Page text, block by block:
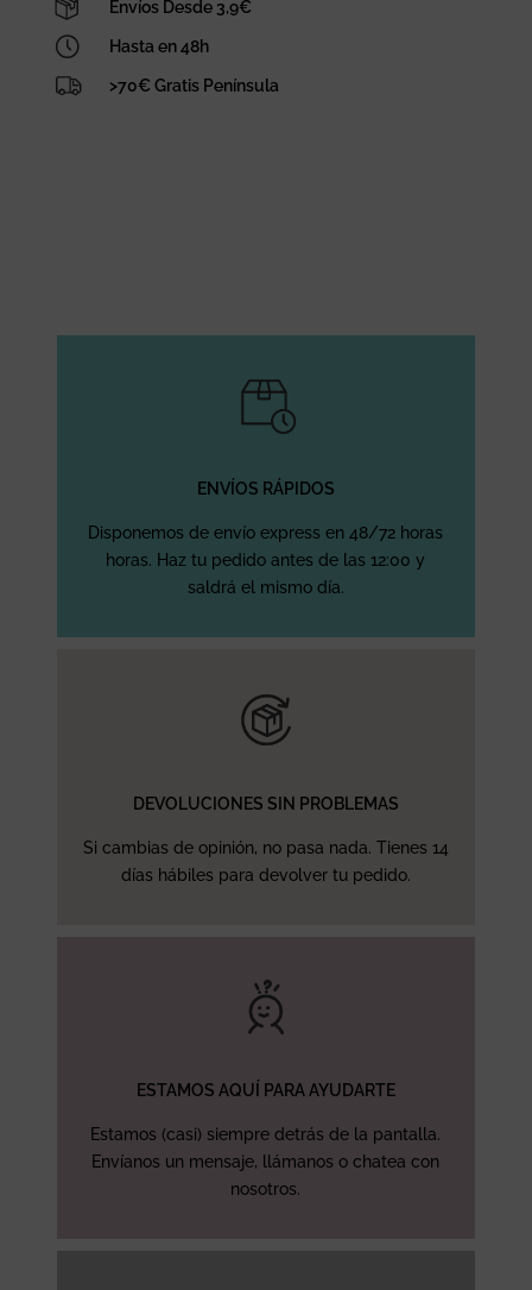
Envíos Desde 3,9€
Hasta en 48h
>70€ Gratis Península
ENVÍOS RÁPIDOS
Disponemos de envío express en 48/72 horas
horas. Haz tu pedido antes de las 12:00 y
saldrá el mismo día.
DEVOLUCIONES SIN PROBLEMAS
Si cambias de opinión, no pasa nada. Tienes 14
días hábiles para devolver tu pedido.
ESTAMOS AQUÍ PARA AYUDARTE
Estamos (casi) siempre detrás de la pantalla.
Envíanos un mensaje, llámanos o chatea con
nosotros.